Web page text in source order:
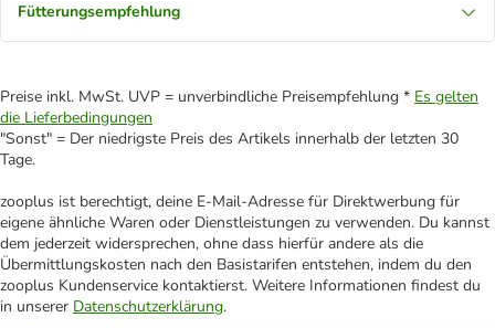
Fütterungsempfehlung
Preise inkl. MwSt. UVP = unverbindliche Preisempfehlung * Es gelten
die Lieferbedingungen
"Sonst" = Der niedrigste Preis des Artikels innerhalb der letzten 30
Tage.
zooplus ist berechtigt, deine E-Mail-Adresse für Direktwerbung für
eigene ähnliche Waren oder Dienstleistungen zu verwenden. Du kannst
dem jederzeit widersprechen, ohne dass hierfür andere als die
Übermittlungskosten nach den Basistarifen entstehen, indem du den
zooplus Kundenservice kontaktierst. Weitere Informationen findest du
in unserer Datenschutzerklärung.